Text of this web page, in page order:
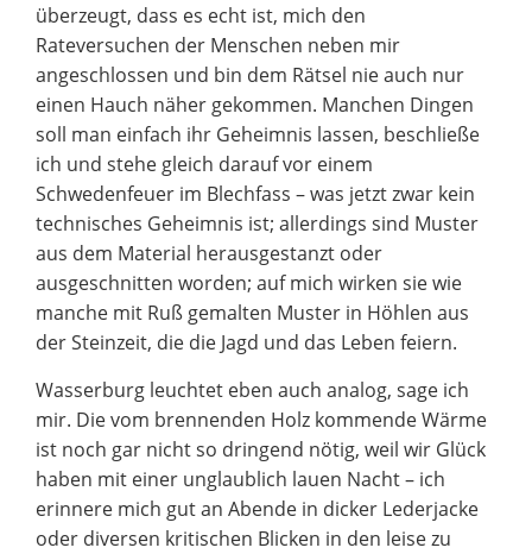
überzeugt, dass es echt ist, mich den
Rateversuchen der Menschen neben mir
angeschlossen und bin dem Rätsel nie auch nur
einen Hauch näher gekommen. Manchen Dingen
soll man einfach ihr Geheimnis lassen, beschließe
ich und stehe gleich darauf vor einem
Schwedenfeuer im Blechfass – was jetzt zwar kein
technisches Geheimnis ist; allerdings sind Muster
aus dem Material herausgestanzt oder
ausgeschnitten worden; auf mich wirken sie wie
manche mit Ruß gemalten Muster in Höhlen aus
der Steinzeit, die die Jagd und das Leben feiern.
Wasserburg leuchtet eben auch analog, sage ich
mir. Die vom brennenden Holz kommende Wärme
ist noch gar nicht so dringend nötig, weil wir Glück
haben mit einer unglaublich lauen Nacht – ich
erinnere mich gut an Abende in dicker Lederjacke
oder diversen kritischen Blicken in den leise zu